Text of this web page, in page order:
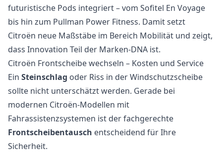
futuristische Pods integriert – vom Sofitel En Voyage
bis hin zum Pullman Power Fitness. Damit setzt
Citroën neue Maßstäbe im Bereich Mobilität und zeigt,
dass Innovation Teil der Marken-DNA ist.
Citroën Frontscheibe wechseln – Kosten und Service
Ein Steinschlag oder Riss in der Windschutzscheibe
sollte nicht unterschätzt werden. Gerade bei
modernen Citroën-Modellen mit
Fahrassistenzsystemen ist der fachgerechte
Frontscheibentausch entscheidend für Ihre
Sicherheit.